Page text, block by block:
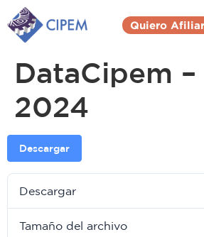
Quiero
DataCipem
2024
Descargar
Descargar
Tamaño del archivo